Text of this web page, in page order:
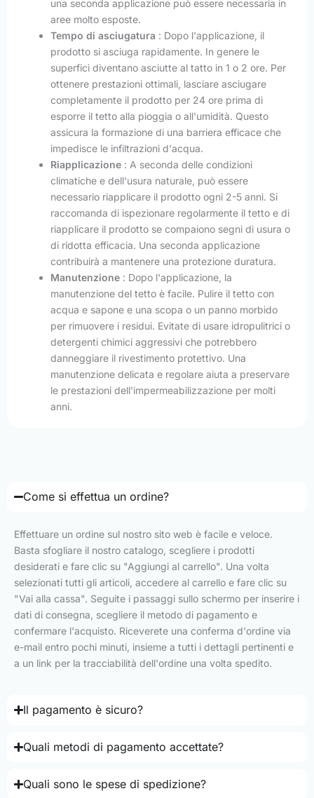
una seconda applicazione può essere necessaria in
aree molto esposte.
Tempo di asciugatura : Dopo l'applicazione, il
prodotto si asciuga rapidamente. In genere le
superfici diventano asciutte al tatto in 1 o 2 ore. Per
ottenere prestazioni ottimali, lasciare asciugare
completamente il prodotto per 24 ore prima di
esporre il tetto alla pioggia o all'umidità. Questo
assicura la formazione di una barriera efficace che
impedisce le infiltrazioni d'acqua.
Riapplicazione : A seconda delle condizioni
climatiche e dell'usura naturale, può essere
necessario riapplicare il prodotto ogni 2-5 anni. Si
raccomanda di ispezionare regolarmente il tetto e di
riapplicare il prodotto se compaiono segni di usura o
di ridotta efficacia. Una seconda applicazione
contribuirà a mantenere una protezione duratura.
Manutenzione : Dopo l'applicazione, la
manutenzione del tetto è facile. Pulire il tetto con
acqua e sapone e una scopa o un panno morbido
per rimuovere i residui. Evitate di usare idropulitrici o
detergenti chimici aggressivi che potrebbero
danneggiare il rivestimento protettivo. Una
manutenzione delicata e regolare aiuta a preservare
le prestazioni dell'impermeabilizzazione per molti
anni.
Come si effettua un ordine?
Effettuare un ordine sul nostro sito web è facile e veloce.
Basta sfogliare il nostro catalogo, scegliere i prodotti
desiderati e fare clic su "Aggiungi al carrello". Una volta
selezionati tutti gli articoli, accedere al carrello e fare clic su
"Vai alla cassa". Seguite i passaggi sullo schermo per inserire i
dati di consegna, scegliere il metodo di pagamento e
confermare l'acquisto. Riceverete una conferma d'ordine via
e-mail entro pochi minuti, insieme a tutti i dettagli pertinenti e
a un link per la tracciabilità dell'ordine una volta spedito.
Il pagamento è sicuro?
Quali metodi di pagamento accettate?
Quali sono le spese di spedizione?